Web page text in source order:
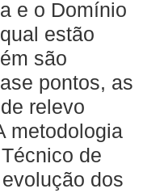
e o Domínio
estão
são
pontos, as
relevo
metodologia
de
dos